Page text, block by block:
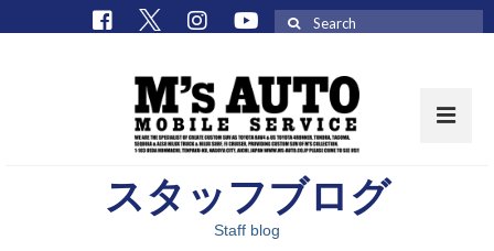
取扱車種一覧スタッフブログ
Staff blog